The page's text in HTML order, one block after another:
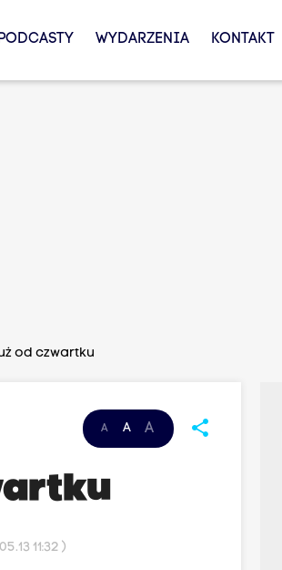
PODCASTY WYDARZENIA KONTAKT
od czwartku
A A A share
11:32 )